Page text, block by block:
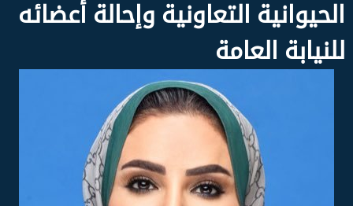
الحيوانية التعاونية وإحالة أعضائه
للنيابة العامة